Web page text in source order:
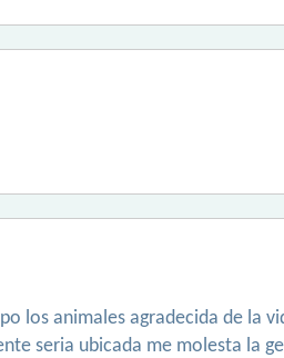
los animales agradecida de la
seria ubicada me molesta la